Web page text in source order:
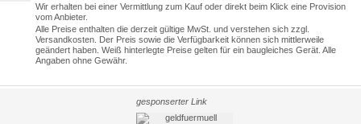
Wir erhalten bei einer Vermittlung zum Kauf oder direkt beim Klick eine Provision
vom Anbieter.
Alle Preise enthalten die derzeit gültige MwSt. und verstehen sich zzgl.
Versandkosten. Der Preis sowie die Verfügbarkeit können sich mittlerweile
geändert haben. Weiß hinterlegte Preise gelten für ein baugleiches Gerät. Alle
Angaben ohne Gewähr.
gesponserter Link